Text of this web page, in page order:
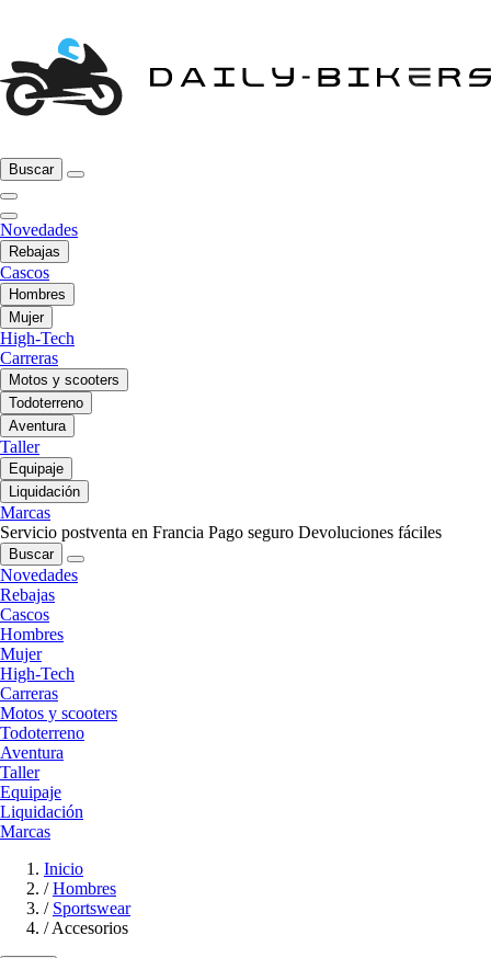
Buscar
Novedades
Rebajas
Cascos
Hombres
Mujer
High-Tech
Carreras
Motos y scooters
Todoterreno
Aventura
Taller
Equipaje
Liquidación
Marcas
Servicio postventa en Francia Pago seguro Devoluciones fáciles
Buscar
Novedades
Rebajas
Cascos
Hombres
Mujer
High-Tech
Carreras
Motos y scooters
Todoterreno
Aventura
Taller
Equipaje
Liquidación
Marcas
Inicio
/ Hombres
/ Sportswear
/ Accesorios